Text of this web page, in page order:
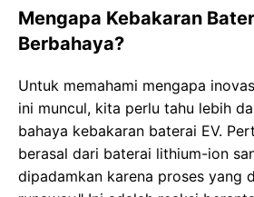
Mengapa Kebakaran
Berbahaya?
Untuk memahami mengapa
ini muncul, kita perlu tahu lebih
bahaya kebakaran baterai EV.
berasal dari baterai lithium-ion
dipadamkan karena proses yang